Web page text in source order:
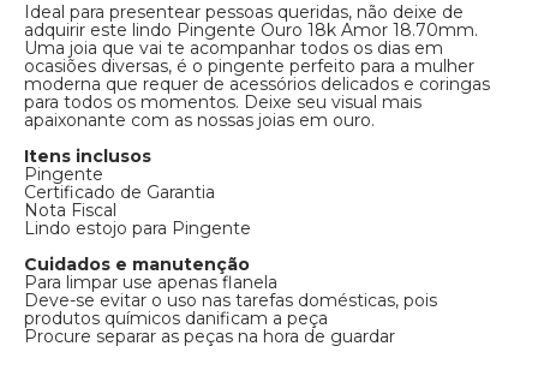
Ideal para presentear pessoas queridas, não deixe de
adquirir este lindo Pingente Ouro 18k Amor 18.70mm.
Uma joia que vai te acompanhar todos os dias em
ocasiões diversas, é o pingente perfeito para a mulher
moderna que requer de acessórios delicados e coringas
para todos os momentos. Deixe seu visual mais
apaixonante com as nossas joias em ouro.
Itens inclusos
Pingente
Certificado de Garantia
Nota Fiscal
Lindo estojo para Pingente
Cuidados e manutenção
Para limpar use apenas flanela
Deve-se evitar o uso nas tarefas domésticas, pois
produtos químicos danificam a peça
Procure separar as peças na hora de guardar